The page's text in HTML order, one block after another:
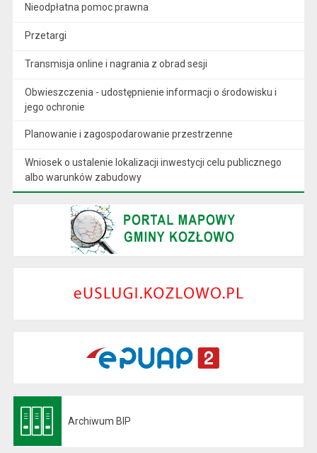
Nieodpłatna pomoc prawna
Przetargi
Transmisja online i nagrania z obrad sesji
Obwieszczenia - udostępnienie informacji o środowisku i
jego ochronie
Planowanie i zagospodarowanie przestrzenne
Wniosek o ustalenie lokalizacji inwestycji celu publicznego
albo warunków zabudowy
Archiwum BIP